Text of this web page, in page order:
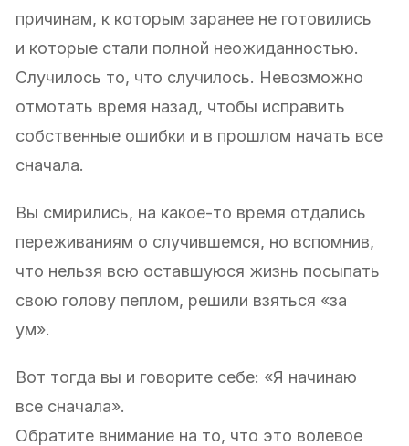
причинам, к которым заранее не готовились
и которые стали полной неожиданностью.
Случилось то, что случилось. Невозможно
отмотать время назад, чтобы исправить
собственные ошибки и в прошлом начать все
сначала.
Вы смирились, на какое-то время отдались
переживаниям о случившемся, но вспомнив,
что нельзя всю оставшуюся жизнь посыпать
свою голову пеплом, решили взяться «за
ум».
Вот тогда вы и говорите себе: «Я начинаю
все сначала».
Обратите внимание на то, что это волевое